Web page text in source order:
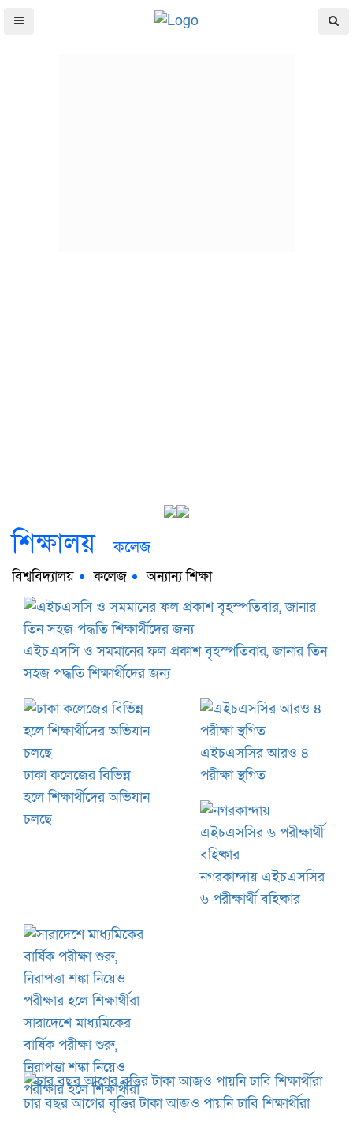
শিক্ষালয় কলেজ
বিশ্ববিদ্যালয় কলেজ অন্যান্য শিক্ষা
এইচএসসি ও সমমানের ফল প্রকাশ বৃহস্পতিবার, জানার তিন
সহজ পদ্ধতি শিক্ষার্থীদের জন্য
ঢাকা কলেজের বিভিন্ন
হলে শিক্ষার্থীদের অভিযান
চলছে
এইচএসসির আরও ৪
পরীক্ষা স্থগিত
নগরকান্দায় এইচএসসির
৬ পরীক্ষার্থী বহিষ্কার
সারাদেশে মাধ্যমিকের
বার্ষিক পরীক্ষা শুরু,
নিরাপত্তা শঙ্কা নিয়েও
পরীক্ষার হলে শিক্ষার্থীরা
চার বছর আগের বৃত্তির টাকা আজও পায়নি ঢাবি শিক্ষার্থীরা